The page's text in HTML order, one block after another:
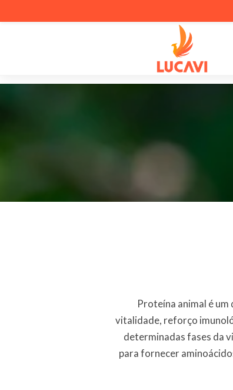
Proteína animal é
vitalidade, reforço
determinadas fases da
para fornecer